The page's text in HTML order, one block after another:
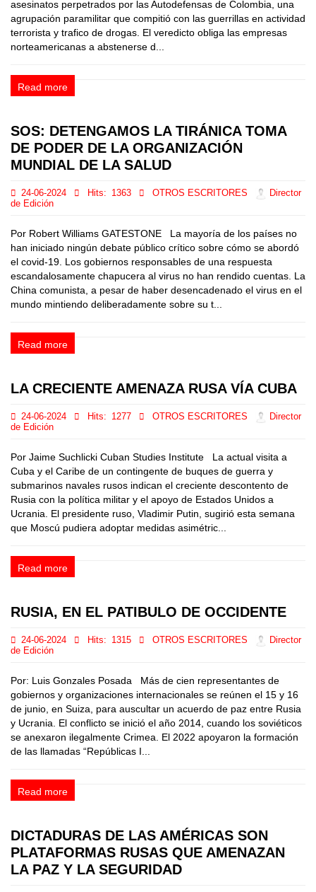
asesinatos perpetrados por las Autodefensas de Colombia, una
agrupación paramilitar que compitió con las guerrillas en actividad
terrorista y trafico de drogas. El veredicto obliga las empresas
norteamericanas a abstenerse d...
Read more
SOS: DETENGAMOS LA TIRÁNICA TOMA
DE PODER DE LA ORGANIZACIÓN
MUNDIAL DE LA SALUD
24-06-2024 Hits: 1363 OTROS ESCRITORES
Director
de Edición
Por Robert Williams GATESTONE La mayoría de los países no
han iniciado ningún debate público crítico sobre cómo se abordó
el covid-19. Los gobiernos responsables de una respuesta
escandalosamente chapucera al virus no han rendido cuentas. La
China comunista, a pesar de haber desencadenado el virus en el
mundo mintiendo deliberadamente sobre su t...
Read more
LA CRECIENTE AMENAZA RUSA VÍA CUBA
24-06-2024 Hits: 1277 OTROS ESCRITORES
Director
de Edición
Por Jaime Suchlicki Cuban Studies Institute La actual visita a
Cuba y el Caribe de un contingente de buques de guerra y
submarinos navales rusos indican el creciente descontento de
Rusia con la política militar y el apoyo de Estados Unidos a
Ucrania. El presidente ruso, Vladimir Putin, sugirió esta semana
que Moscú pudiera adoptar medidas asimétric...
Read more
RUSIA, EN EL PATIBULO DE OCCIDENTE
24-06-2024 Hits: 1315 OTROS ESCRITORES
Director
de Edición
Por: Luis Gonzales Posada Más de cien representantes de
gobiernos y organizaciones internacionales se reúnen el 15 y 16
de junio, en Suiza, para auscultar un acuerdo de paz entre Rusia
y Ucrania. El conflicto se inició el año 2014, cuando los soviéticos
se anexaron ilegalmente Crimea. El 2022 apoyaron la formación
de las llamadas “Repúblicas I...
Read more
DICTADURAS DE LAS AMÉRICAS SON
PLATAFORMAS RUSAS QUE AMENAZAN
LA PAZ Y LA SEGURIDAD